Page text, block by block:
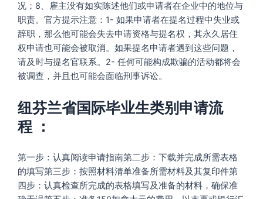
况；8、雇主没有如实陈述他们或申请者在企业中的地位与
职责。官方提示注意：1- 如果申请者在提名过程中失业或
辞职，那么他可能会失去申请资格与提名权，其永久居住
权申请也可能会被取消。如果提名申请者遇到这些问题，
请及时与提名官联系。2- 任何可能构成欺骗的活动都将会
被调查，并且也可能会面临刑事诉讼。
纽芬兰省国际毕业生类别申请流
程 ：
第一步：认真阅读申请指南第二步：下载并完成所需表格
的填写第三步：按照材料清单准备所需材料及其复印件第
四步：认真检查所完成的表格填写及准备的材料，确保准